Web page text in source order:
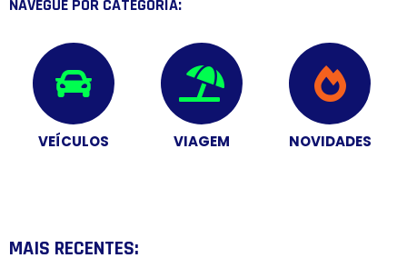
NAVEGUE POR CATEGORIA:
VEÍCULOS VIAGEM NOVIDADES
MAIS RECENTES: